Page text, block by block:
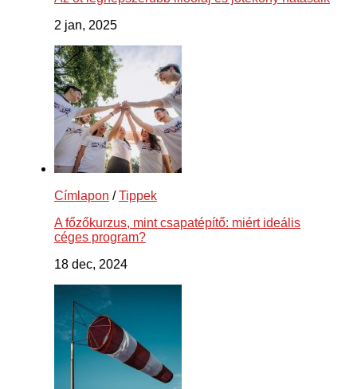
2 jan, 2025
Címlapon /Tippek
A főzőkurzus, mint csapatépítő: miért ideális
céges program?
18 dec, 2024